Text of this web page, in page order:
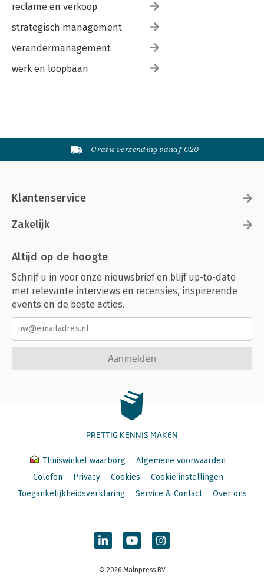
reclame en verkoop
strategisch management
verandermanagement
werk en loopbaan
Gratis verzending vanaf €20
Klantenservice
Zakelijk
Altijd op de hoogte
Schrijf u in voor onze nieuwsbrief en blijf up-to-date
met relevante interviews en recensies, inspirerende
events en de beste acties.
Aanmelden
PRETTIG KENNIS MAKEN
Thuiswinkel waarborg
Algemene voorwaarden
Colofon
Privacy Cookies
Cookie instellingen
Toegankelijkheidsverklaring
Service & Contact Over ons
© 2026 Mainpress BV